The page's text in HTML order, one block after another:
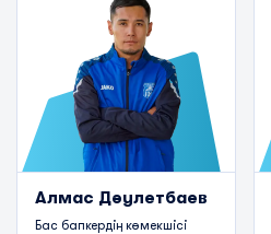
Алмас Дәулетбаев
Бас бапкердің көмекшісі